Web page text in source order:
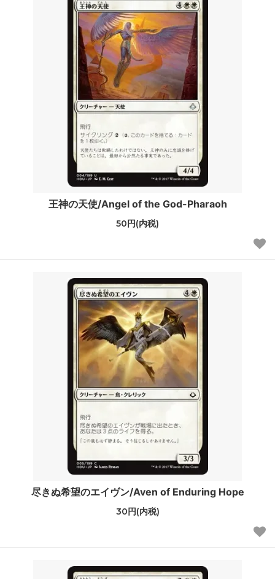
王神の天使/Angel of the God-Pharaoh
50円(内税)
尽きぬ希望のエイヴン/Aven of Enduring Hope
30円(内税)